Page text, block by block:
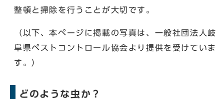
整頓と掃除を行うことが大切です。
（以下、本ページに掲載の写真は、一般社団法人岐
阜県ペストコントロール協会より提供を受けていま
す。）
どのような虫か？